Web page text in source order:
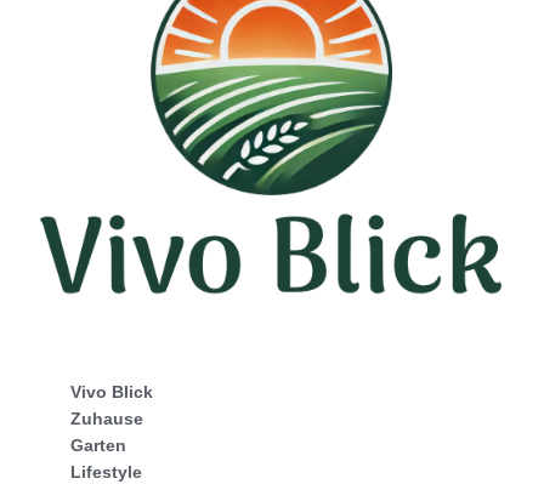
Vivo Blick
Zuhause
Garten
Lifestyle